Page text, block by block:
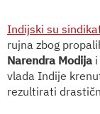
Indijski su
rujna zbog
Narendra Modija
vlada Indije
rezultirati